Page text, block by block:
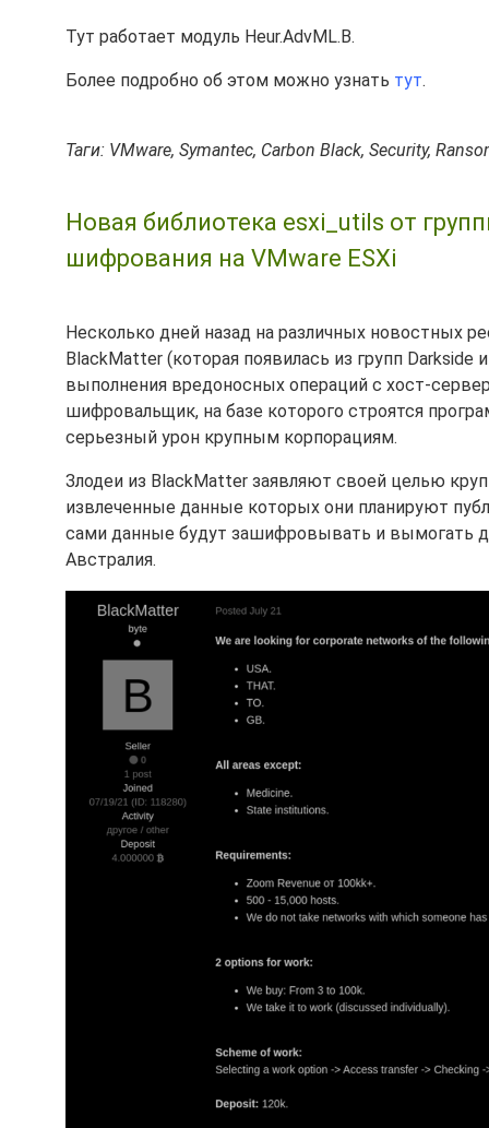
Тут работает модуль Heur.AdvML.B.
Более подробно об этом можно узнать тут.
Таги: VMware, Symantec, Carbon Black, Security,
Новая библиотека esxi_utils от
шифрования на VMware ESXi
Несколько дней назад на различных новостных
BlackMatter (которая появилась из групп Darkside
выполнения вредоносных операций с хост-
шифровальщик, на базе которого строятся
серьезный урон крупным корпорациям.
Злодеи из BlackMatter заявляют своей целью
извлеченные данные которых они планируют
сами данные будут зашифровывать и вымогать
Австралия.